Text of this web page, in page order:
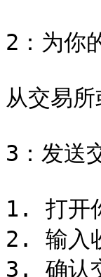
2：为你
从交易
3：发送
1. 打开
2. 输入
3. 确认